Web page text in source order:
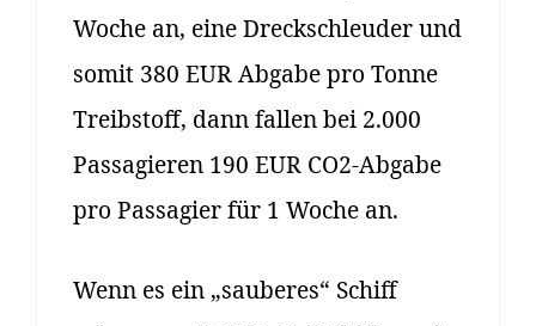
Woche an, eine Dreckschleuder und
somit 380 EUR Abgabe pro Tonne
Treibstoff, dann fallen bei 2.000
Passagieren 190 EUR CO2-Abgabe
pro Passagier für 1 Woche an.
Wenn es ein „sauberes“ Schiff